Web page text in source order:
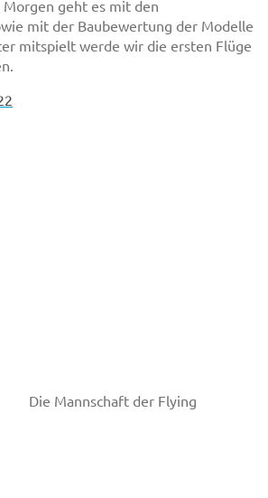
geht es mit den
mit der Baubewertung der Modelle
mitspielt werde wir die ersten Flüge
der Flying